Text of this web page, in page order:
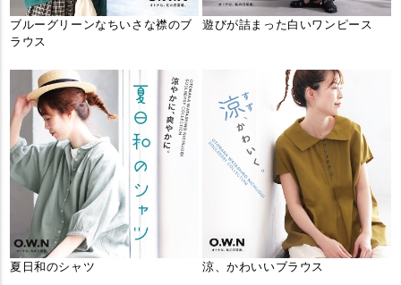
ブルーグリーンなちいさな襟のブ
ラウス
遊びが詰まった白いワンピース
夏日和のシャツ 涼、かわいいブラウス